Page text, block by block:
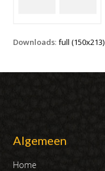
Downloads:full (150x213)
Algemeen
Home